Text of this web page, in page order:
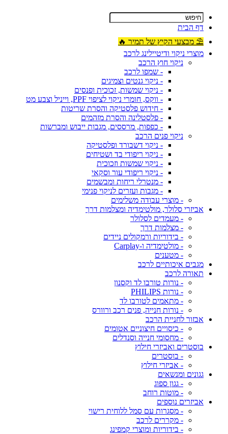
דף הבית
⛱ מבצעי הקיץ של תמיר 🔥
מוצרי ניקוי ודיטיילינג לרכב
ניקוי חוץ הרכב
- שמפו לרכב
- ניקוי גנטים וצמיגים
- ניקוי שמשות, זכוכית ופנסים
- ווקס, חומרי ניקוי לציפוי PPF, וייניל וצבע מט
- חידוש פלסטיקה והסרת שריטות
- פלסטלינה והסרת מזהמים
- כפפות, מרססים, מגבות ייבוש ומברשות
ניקוי פנים הרכב
- ניקוי דשבורד ופלסטיקה
- ניקוי ריפודי בד ושטיחים
- ניקוי שמשות וזכוכית
- ניקוי ריפודי עור וסקאי
- מנטרלי ריחות ומבשמים
- מגבות ועזרים לניקוי פנימי
- מוצרי עבודה משלימים
אביזרי סלולר, מולטימדיה ומצלמות דרך
- מעמדים לסלולר
- מצלמות דרך
- בידוריות ורמקולים ניידים
- מולטימדיה ו-Carplay
- מטענים
מגבים איכותיים לרכב
תאורה לרכב
- נורות טורבו לד וקסנון
- נורות PHILIPS
- מתאמים לטורבו לד
- נורות חנייה, פנים רכב ורוורס
אבזור לחניית הרכב
- כיסויים חיצוניים אטומים
- מחסומי חנייה וסנדלים
בוסטרים ואביזרי חילוץ
- בוסטרים
- אביזרי חילוץ
גגונים ומנשאים
- גגון ספוג
- מוטות רוחב
אביזרים נוספים
- מסגרות עם סמל ללוחית רישוי
- מקררים לרכב
- בידוריות ומוצרי קמפינג